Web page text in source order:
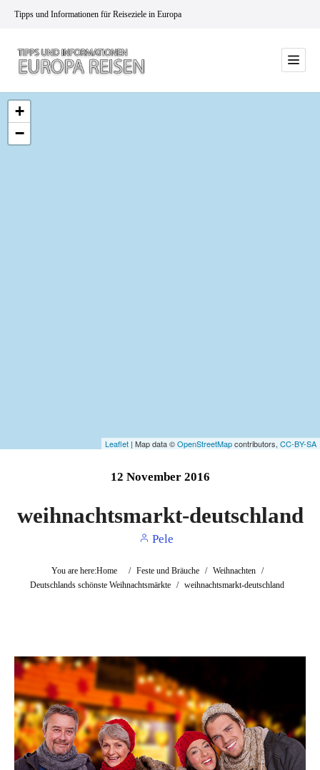
Tipps und Informationen für Reiseziele in Europa
+
−
Leaflet | Map data ©OpenStreetMapcontributors, CC-BY-SA
12 November 2016
weihnachtsmarkt-deutschland
Pele
You are here:Home / Feste und Bräuche / Weihnachten
/
Deutschlands schönste Weihnachtsmärkte / weihnachtsmarkt-deutschland